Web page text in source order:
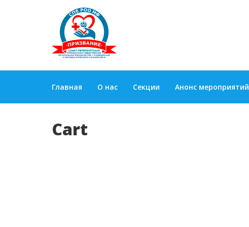
Главная О нас Секции Анонс мероприятий
Cart